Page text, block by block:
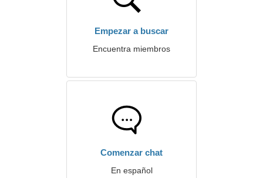
Empezar a buscar
Encuentra miembros
Comenzar chat
En español